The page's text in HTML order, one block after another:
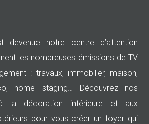
devenue notre centre d’attention
les nombreuses émissions de TV
: travaux, immobilier, maison,
home staging… Découvrez nos
la décoration intérieure et aux
pour vous créer un foyer qui